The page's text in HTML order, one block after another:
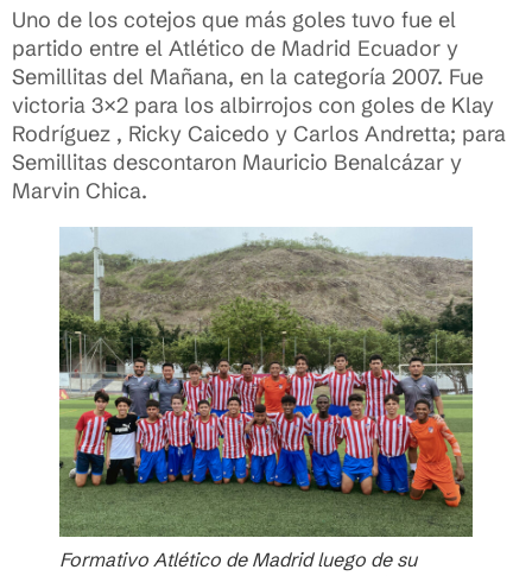
Uno de los cotejos que más goles tuvo fue el
partido entre el Atlético de Madrid Ecuador y
Semillitas del Mañana, en la categoría 2007. Fue
victoria 3×2 para los albirrojos con goles de Klay
Rodríguez , Ricky Caicedo y Carlos Andretta; para
Semillitas descontaron Mauricio Benalcázar y
Marvin Chica.
Formativo Atlético de Madrid luego de su